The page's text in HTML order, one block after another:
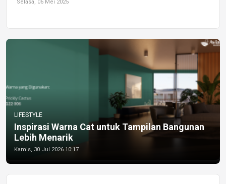
Selasa, 06 Mei 2025
LIFESTYLE
Inspirasi Warna Cat untuk Tampilan Bangunan
Lebih Menarik
Kamis, 30 Jul 2026 10:17